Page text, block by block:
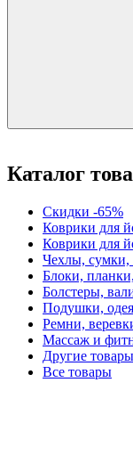
Каталог
Скидки -65%
Коврики для
Коврики для
Чехлы, сумки,
Блоки,
Болстеры,
Подушки,
Ремни,
Массаж и
Другие товары
Все товары